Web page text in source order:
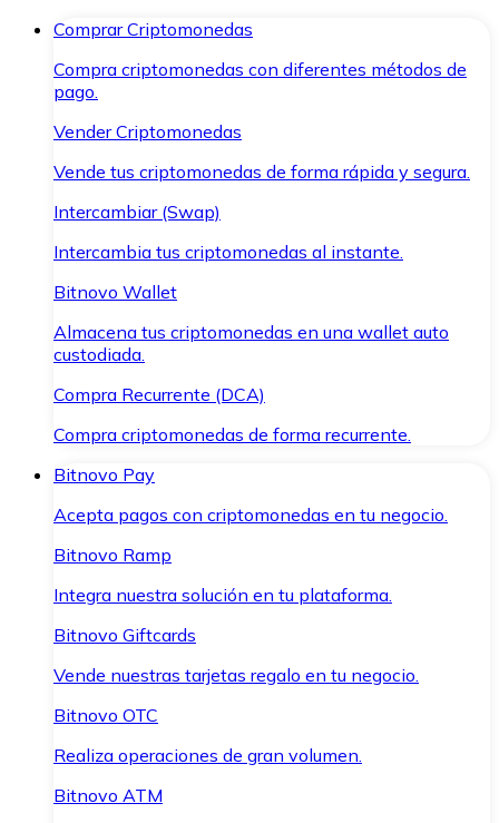
Comprar Criptomonedas
Compra criptomonedas con diferentes métodos de
pago.
Vender Criptomonedas
Vende tus criptomonedas de forma rápida y segura.
Intercambiar (Swap)
Intercambia tus criptomonedas al instante.
Bitnovo Wallet
Almacena tus criptomonedas en una wallet auto
custodiada.
Compra Recurrente (DCA)
Compra criptomonedas de forma recurrente.
Bitnovo Pay
Acepta pagos con criptomonedas en tu negocio.
Bitnovo Ramp
Integra nuestra solución en tu plataforma.
Bitnovo Giftcards
Vende nuestras tarjetas regalo en tu negocio.
Bitnovo OTC
Realiza operaciones de gran volumen.
Bitnovo ATM